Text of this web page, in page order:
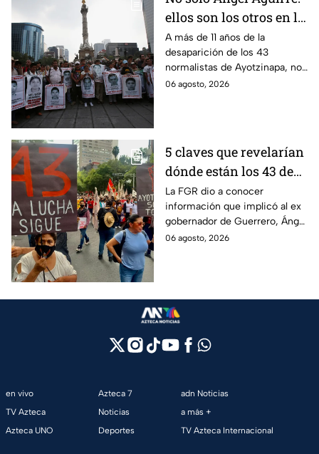
ellos son los otros en la
lupa por el caso
Ayotzinapa
A más de 11 años de la
desaparición de los 43
normalistas de Ayotzinapa, no
se ha conocido el paradero de
06 agosto, 2026
5 claves que revelarían
dónde están los 43 de
Ayotzinapa tras
captura de Ángel
Aguirre, ex gobernador
de Guerrero
La FGR dio a conocer
información que implicó al ex
gobernador de Guerrero, Ángel
Aguirre, quien fue detenido
06 agosto, 2026
en vivo
TV Azteca
Azteca UNO
Azteca 7
Noticias
Deportes
adn Noticias
a más +
TV Azteca Internacional